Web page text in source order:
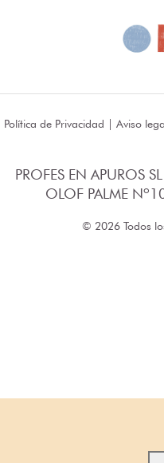
Política de Privacidad | Aviso
PROFES EN APUROS
OLOF PALME
© 2026 Todos